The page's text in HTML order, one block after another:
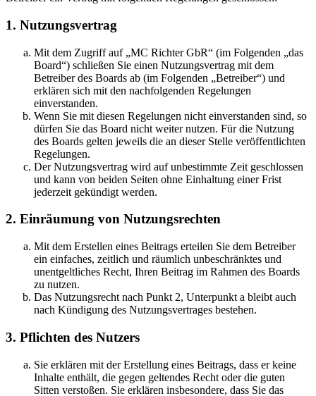
1. Nutzungsvertrag
Mit dem Zugriff auf „MC Richter GbR“ (im Folgenden „das
Board“) schließen Sie einen Nutzungsvertrag mit dem
Betreiber des Boards ab (im Folgenden „Betreiber“) und
erklären sich mit den nachfolgenden Regelungen
einverstanden.
Wenn Sie mit diesen Regelungen nicht einverstanden sind, so
dürfen Sie das Board nicht weiter nutzen. Für die Nutzung
des Boards gelten jeweils die an dieser Stelle veröffentlichten
Regelungen.
Der Nutzungsvertrag wird auf unbestimmte Zeit geschlossen
und kann von beiden Seiten ohne Einhaltung einer Frist
jederzeit gekündigt werden.
2. Einräumung von Nutzungsrechten
Mit dem Erstellen eines Beitrags erteilen Sie dem Betreiber
ein einfaches, zeitlich und räumlich unbeschränktes und
unentgeltliches Recht, Ihren Beitrag im Rahmen des Boards
zu nutzen.
Das Nutzungsrecht nach Punkt 2, Unterpunkt a bleibt auch
nach Kündigung des Nutzungsvertrages bestehen.
3. Pflichten des Nutzers
Sie erklären mit der Erstellung eines Beitrags, dass er keine
Inhalte enthält, die gegen geltendes Recht oder die guten
Sitten verstoßen. Sie erklären insbesondere, dass Sie das